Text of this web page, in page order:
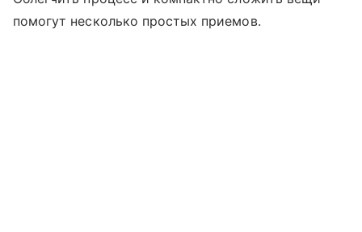
помогут несколько простых приемов.